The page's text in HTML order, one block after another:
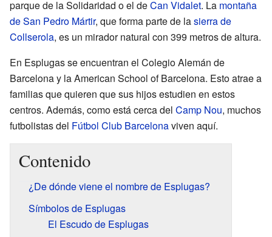
parque de la Solidaridad o el deCan Vidalet. La montaña
de San Pedro Mártir, que forma parte de lasierra de
Collserola, es un mirador natural con 399 metros de altura.
En Esplugas se encuentran el Colegio Alemán de
Barcelona y la American School of Barcelona. Esto atrae a
familias que quieren que sus hijos estudien en estos
centros. Además, como está cerca del Camp Nou, muchos
futbolistas del Fútbol Club Barcelonaviven aquí.
Contenido
¿De dónde viene el nombre de Esplugas?
Símbolos de Esplugas
El Escudo de Esplugas